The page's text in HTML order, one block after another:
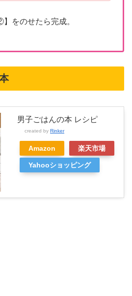
をのせたら完成。
男子ごはんの本 レシピ
created by Rinker
Amazon 楽天市場
Yahooショッピング